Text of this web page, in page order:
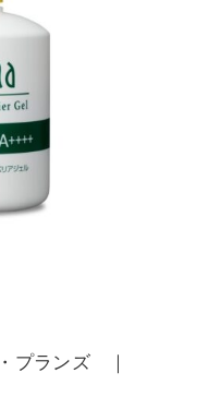
プランズ ｜